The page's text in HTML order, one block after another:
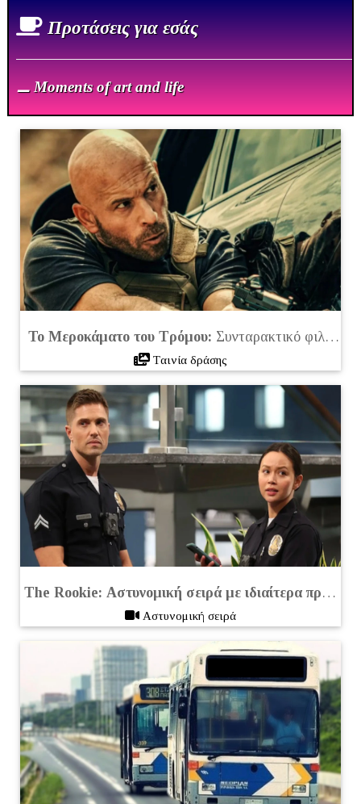
Πρoτάσεις για εσάς
⚊ Moments of art and life
Το Μεροκάματο του Τρόμου: Συνταρακτικό φιλμ δράσης με κοινωνικές προεκτάσεις
Tαινία δράσης
The Rookie: Αστυνομική σειρά με ιδιαίτερα πρωτότυπο σενάριο
Αστυνομική σειρά